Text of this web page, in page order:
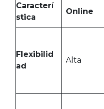
Caracterí
stica
Online
Flexibilid
ad
Alta